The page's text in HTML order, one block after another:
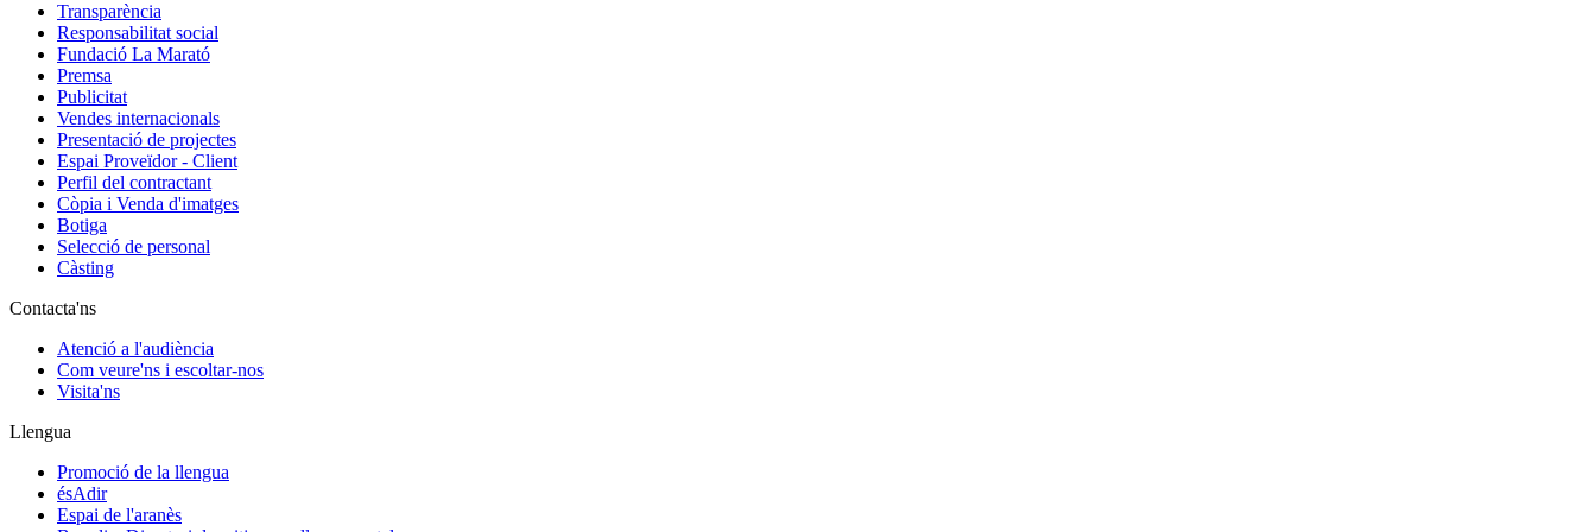
Transparència
Responsabilitat social
Fundació La Marató
Premsa
Publicitat
Vendes internacionals
Presentació de projectes
Espai Proveïdor - Client
Perfil del contractant
Còpia i Venda d'imatges
Botiga
Selecció de personal
Càsting
Contacta'ns
Atenció a l'audiència
Com veure'ns i escoltar-nos
Visita'ns
Llengua
Promoció de la llengua
ésAdir
Espai de l'aranès